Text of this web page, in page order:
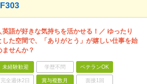
英語が好きな気持ちを活かせる！／ ゆったり
した空間で、「ありがとう」が嬉しい仕事を始
ませんか？
未経験歓迎 学歴不問 ベテランOK
完全週休2日 賞与複数月 面接1回